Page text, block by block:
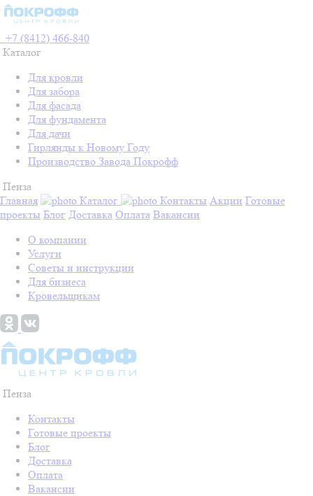
+7 (8412) 466-840
Каталог
Для кровли
Для забора
Для фасада
Для фундамента
Для дачи
Гирлянды к Новому Году
Производство Завода Покрофф
Пенза
Главная
Каталог Контакты Акции Готовые
проекты Блог Доставка Оплата Вакансии
О компании
Услуги
Советы и инструкции
Для бизнеса
Кровельщикам
Пенза
Контакты
Готовые проекты
Блог
Доставка
Оплата
Вакансии